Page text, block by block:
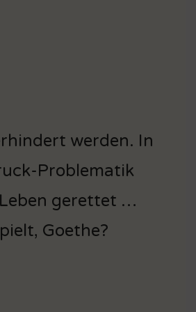
werden. In
Problematik
gerettet …
Goethe?